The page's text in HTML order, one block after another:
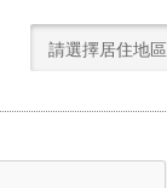
請選擇居住地區